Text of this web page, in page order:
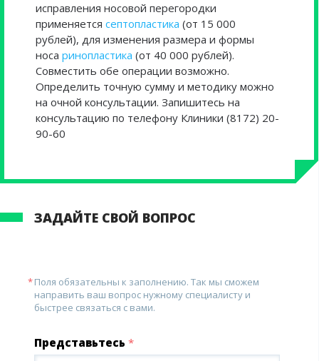
исправления носовой перегородки
применяется септопластика (от 15 000
рублей), для изменения размера и формы
носа ринопластика (от 40 000 рублей).
Совместить обе операции возможно.
Определить точную сумму и методику можно
на очной консультации. Запишитесь на
консультацию по телефону Клиники (8172) 20-
90-60
ЗАДАЙТЕ СВОЙ ВОПРОС
Поля обязательны к заполнению. Так мы сможем
направить ваш вопрос нужному специалисту и
быстрее связаться с вами.
Представьтесь *